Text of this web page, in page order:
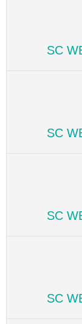
SC
SC
SC
SC